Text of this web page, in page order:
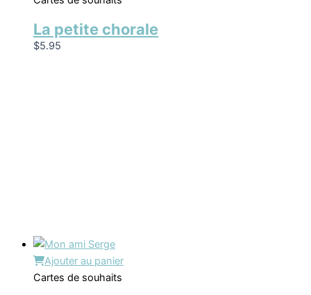
La petite chorale
$5.95
Ajouter au panier
Cartes de souhaits